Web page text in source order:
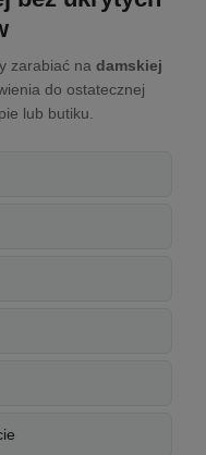
zarabiać na damskiej
do ostatecznej
lub butiku.